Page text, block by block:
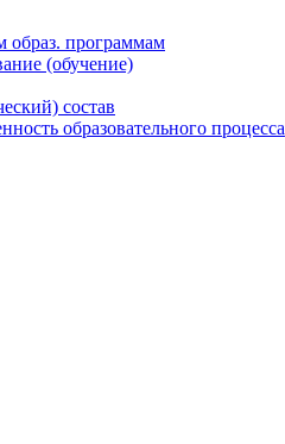
образ. программам
(обучение)
состав
образовательного процесса